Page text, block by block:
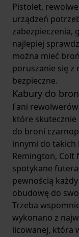
Pistolet,
urządzeń
zabezpieczenia,
najlepiej
można mieć
poruszanie się z
bezpieczne.
Kabury do
Fani
które
do broni
innymi do takich
Remington, Colt
spotykane
pewnością
obudowę do
Trzeba
wykonano z
licowanej, która